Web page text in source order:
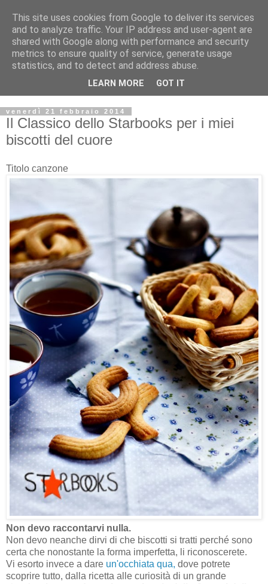
venerdì 21 febbraio 2014
Il Classico dello Starbooks per i miei
biscotti del cuore
Titolo canzone
Non devo raccontarvi nulla.
Non devo neanche dirvi di che biscotti si tratti perché sono
certa che nonostante la forma imperfetta, li riconoscerete.
Vi esorto invece a dare un'occhiata qua, dove potrete
scoprire tutto, dalla ricetta alle curiosità di un grande
This site uses cookies from Google to deliver its services
and to analyze traffic. Your IP address and user-agent are
shared with Google along with performance and security
metrics to ensure quality of service, generate usage
statistics, and to detect and address abuse.
LEARN MORE GOT IT